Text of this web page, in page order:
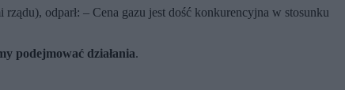
odparł: – Cena gazu jest dość konkurencyjna w stosunku
podejmować działania.